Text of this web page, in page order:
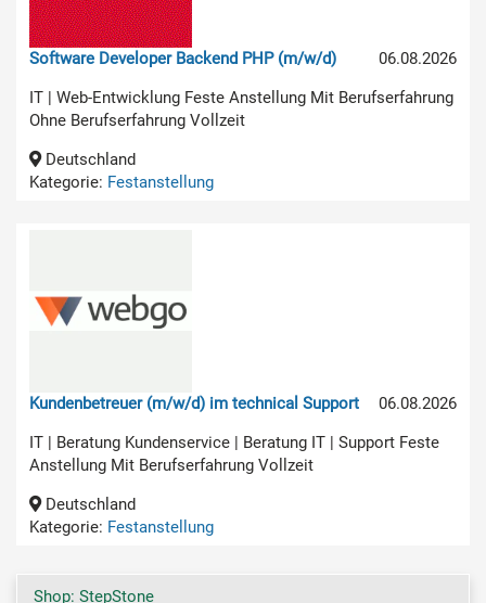
06.08.2026
Software Developer Backend PHP (m/w/d)
IT | Web-Entwicklung Feste Anstellung Mit Berufserfahrung
Ohne Berufserfahrung Vollzeit
Deutschland
Kategorie: Festanstellung
06.08.2026
Kundenbetreuer (m/w/d) im technical Support
IT | Beratung Kundenservice | Beratung IT | Support Feste
Anstellung Mit Berufserfahrung Vollzeit
Deutschland
Kategorie: Festanstellung
Shop: StepStone